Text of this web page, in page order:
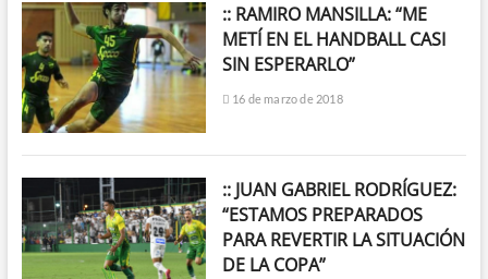
:: RAMIRO MANSILLA: “ME
METÍ EN EL HANDBALL CASI
SIN ESPERARLO”
16 de marzo de 2018
:: JUAN GABRIEL RODRÍGUEZ:
“ESTAMOS PREPARADOS
PARA REVERTIR LA SITUACIÓN
DE LA COPA”